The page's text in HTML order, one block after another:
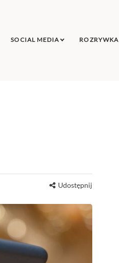
SOCIAL MEDIA ROZRYWKA
Udostępnij